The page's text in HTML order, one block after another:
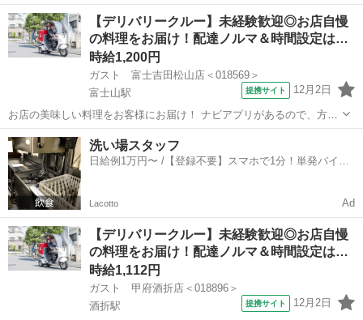
音痴の方も安心◎ 運転に慣れるまではお店の敷地内で練習するので安
心してください！ ※［自動車］［バイク］を使っての配達をお願いし
ます。 アルバイト,パート ...
山梨 大月市 上大月駅 デリバリー
【デリバリークルー】未経験歓迎◎お店自慢
の料理をお届け！配達ノルマ＆時間設定は…
時給1,200円
ガスト 富士吉田松山店＜018569＞
富士山駅
提携サイト 12月2日
お店の美味しい料理をお客様にお届け！ ナビアプリがあるので、方向
音痴の方も安心◎ 運転に慣れるまではお店の敷地内で練習するので安
心してください！ ※［自動車］［バイク］を使っての配達をお願いし
ます。 アルバイト,パート ...
山梨 富士吉田市 富士山駅
洗い場スタッフ
日給例1万円〜 /【登録不要】スマホで1分！単発バイト
Lacotto Ad
【デリバリークルー】未経験歓迎◎お店自慢
の料理をお届け！配達ノルマ＆時間設定は…
時給1,112円
ガスト 甲府酒折店＜018896＞
酒折駅
提携サイト 12月2日